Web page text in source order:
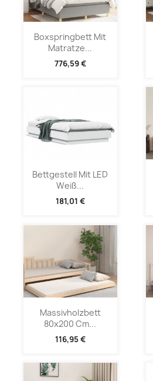
Boxspringbett Mit
Matratze...
776,59 €
Bettgestell Mit LED
Weiß...
181,01 €
Massivholzbett
80x200 Cm...
116,95 €